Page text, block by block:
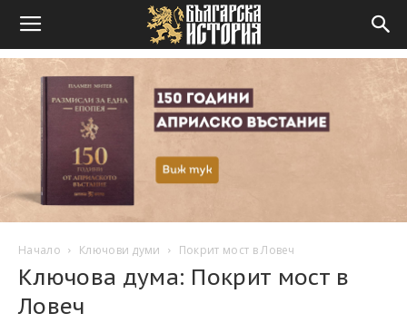
Начало Ключови думи Покрит мост в Ловеч
Ключова дума: Покрит мост в
Ловеч